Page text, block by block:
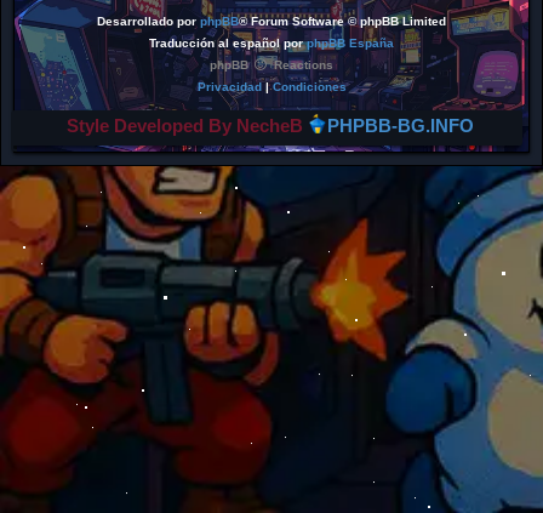
Desarrollado porphpBB® Forum Software © phpBB Limited
Traducción al español porphpBB España
phpBB
Reactions
Privacidad|Condiciones
Style Developed By NecheB PHPBB-BG.INFO